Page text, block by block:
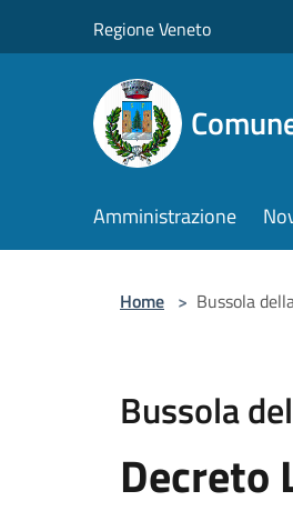
Regione Veneto
Amministrazione
Home > Bussola
Bussola
Decreto